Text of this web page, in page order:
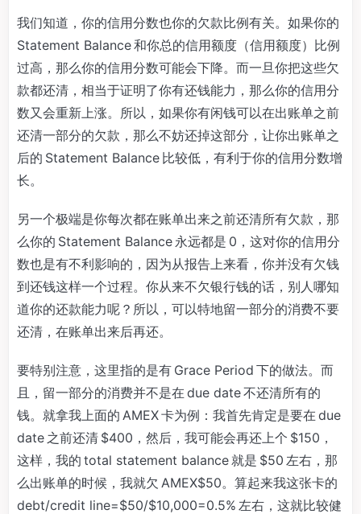
我们知道，你的信用分数也你的欠款比例有关。如果你的
Statement Balance 和你总的信用额度（信用额度）比例
过高，那么你的信用分数可能会下降。而一旦你把这些欠
款都还清，相当于证明了你有还钱能力，那么你的信用分
数又会重新上涨。所以，如果你有闲钱可以在出账单之前
还清一部分的欠款，那么不妨还掉这部分，让你出账单之
后的 Statement Balance 比较低，有利于你的信用分数增
长。
另一个极端是你每次都在账单出来之前还清所有欠款，那
么你的 Statement Balance 永远都是 0，这对你的信用分
数也是有不利影响的，因为从报告上来看，你并没有欠钱
到还钱这样一个过程。你从来不欠银行钱的话，别人哪知
道你的还款能力呢？所以，可以特地留一部分的消费不要
还清，在账单出来后再还。
要特别注意，这里指的是有 Grace Period 下的做法。而
且，留一部分的消费并不是在 due date 不还清所有的
钱。就拿我上面的 AMEX 卡为例：我首先肯定是要在 due
date 之前还清 $400，然后，我可能会再还上个 $150，
这样，我的 total statement balance 就是 $50 左右，那
么出账单的时候，我就欠 AMEX$50。算起来我这张卡的
debt/credit line=$50/$10,000=0.5% 左右，这就比较健